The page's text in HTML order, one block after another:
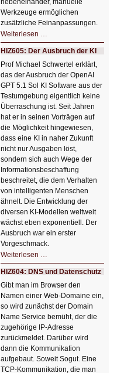
nebeneinander, manuelle
Werkzeuge ermöglichen
zusätzliche Feinanpassungen.
Weiterlesen …
Bildverschönerung
mit
einem
Klick
HIZ606:
Bildverschönerung
mit
einem
Klick
HIZ605: Der Ausbruch der KI
Prof Michael Schwertel erklärt,
das der Ausbruch der OpenAI
GPT 5.1 Sol KI Software aus der
Testumgebung eigentlich keine
Überraschung ist. Seit Jahren
hat er in seinen Vorträgen auf
die Möglichkeit hingewiesen,
dass eine KI in naher Zukunft
nicht nur Ausgaben löst,
sondern sich auch Wege der
Informationsbeschaffung
beschreitet, die dem Verhalten
von intelligenten Menschen
ähnelt. Die Entwicklung der
diversen KI-Modellen weltweit
wächst eben exponentiell. Der
Ausbruch war ein erster
Vorgeschmack.
Weiterlesen …
Der
Ausbruch
der
KI
HIZ604: DNS und Datenschutz
Gibt man im Browser den
Namen einer Web-Domaine ein,
so wird zunächst der Domain
Name Service bemüht, der die
zugehörige IP-Adresse
zurückmeldet. Darüber wird
dann die Kommunikation
aufgebaut. Soweit Sogut. Eine
TCP-Kommunikation, die man